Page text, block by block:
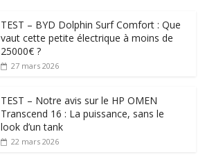
TEST – BYD Dolphin Surf Comfort : Que
vaut cette petite électrique à moins de
25000€ ?
27 mars 2026
TEST – Notre avis sur le HP OMEN
Transcend 16 : La puissance, sans le
look d’un tank
22 mars 2026